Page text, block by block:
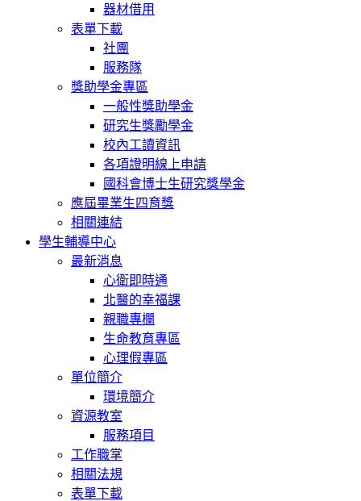
器材借用
表單下載
社團
服務隊
獎助學金專區
一般性獎助學金
研究生獎勵學金
校內工讀資訊
各項證明線上申請
國科會博士生研究獎學金
應屆畢業生四育獎
相關連結
學生輔導中心
最新消息
心衛即時通
北醫的幸福課
親職專欄
生命教育專區
心理假專區
單位簡介
環境簡介
資源教室
服務項目
工作職掌
相關法規
表單下載